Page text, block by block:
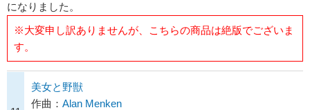
になりました。
※大変申し訳ありませんが、こちらの商品は絶版でございま
す。
美女と野獣
作曲： Alan Menken